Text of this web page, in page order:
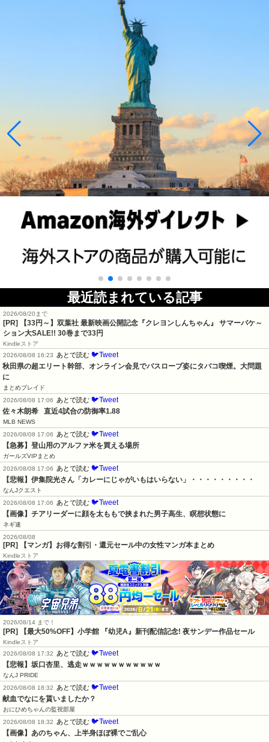
最近読まれている記事
2026/08/20まで
[PR]
【33円～】双葉社 最新映画公開記念『クレヨンしんちゃん』 サマーバケ～
ション大SALE!! 30巻まで33円
Kindleストア
2026/08/08 16:23
あとで読む 🐦Tweet
秋田県の超エリート幹部、オンライン会見でバスローブ姿にタバコ喫煙。大問題
に
まとめブレイド
2026/08/08 17:06
あとで読む 🐦Tweet
佐々木朗希   直近4試合の防御率1.88
MLB NEWS
2026/08/08 17:06
あとで読む 🐦Tweet
【急募】登山用のアルファ米を買える場所
ガールズVIPまとめ
2026/08/08 17:06
あとで読む 🐦Tweet
【悲報】伊集院光さん「カレーにじゃがいもはいらない」・・・・・・・・・
なんJクエスト
2026/08/08 17:06
あとで読む 🐦Tweet
【画像】チアリーダーに顔を太ももで挟まれた男子高生、瞑想状態に
ネギ速
2026/08/08
[PR] 【マンガ】お得な割引・還元セール中の女性マンガ本まとめ
Kindleストア
2026/08/14 まで！
[PR] 【最大50%OFF】小学館 『幼児A』新刊配信記念! 夜サンデー作品セール
Kindleストア
2026/08/08 17:32
あとで読む 🐦Tweet
【悲報】坂口杏里、逃走ｗｗｗｗｗｗｗｗｗｗｗ
なんJ PRIDE
2026/08/08 18:32
あとで読む 🐦Tweet
献血でなにを貰いましたか？
おにひめちゃんの監視部屋
2026/08/08 18:32
あとで読む 🐦Tweet
【画像】あのちゃん、上半身ほぼ裸でご乱心